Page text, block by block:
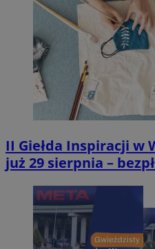
II Giełda Inspiracji w
już 29 sierpnia –